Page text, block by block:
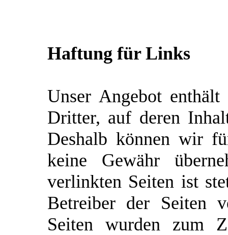
Haftung für Links
Unser Angebot
Dritter, auf deren
Deshalb können wir
keine Gewähr
verlinkten Seiten ist
Betreiber der Seiten
Seiten wurden zum